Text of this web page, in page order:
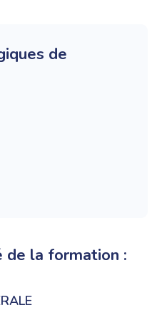
de
de la formation :